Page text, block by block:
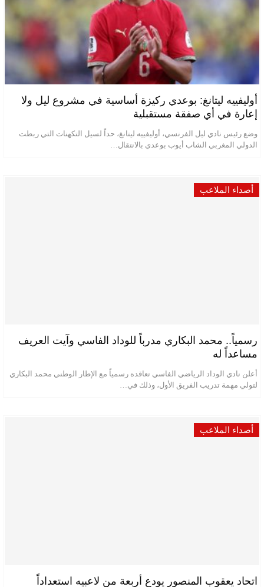
أوليفييه ليتانغ: بوعدي ركيزة أساسية في مشروع ليل ولا
إعارة في أي صفقة مستقبلية
وضع رئيس نادي ليل الفرنسي، أوليفييه ليتانغ، حداً لسيل التكهنات التي ربطت
الدولي المغربي الشاب أيوب بوعدي بالانتقال…
أصداء الملاعب
رسمياً.. محمد البكاري مدرباً للوداد الفاسي وآيت العريف
مساعداً له
أعلن نادي الوداد الرياضي الفاسي تعاقده رسمياً مع الإطار الوطني محمد البكاري
لتولي مهمة تدريب الفريق الأول، وذلك في…
أصداء الملاعب
اتحاد يعقوب المنصور يودع أربعة من لاعبيه استعداداً